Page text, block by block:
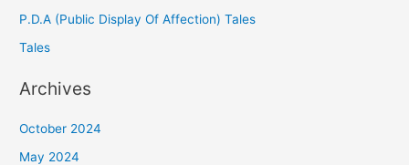
P.D.A (Public Display Of Affection) Tales
Tales
Archives
October 2024
May 2024